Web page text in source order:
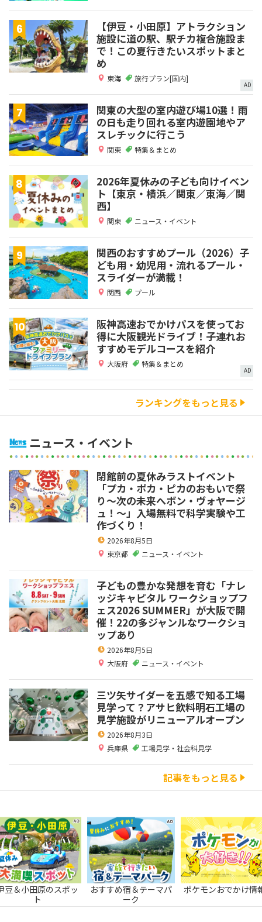
【伊豆・小田原】アトラクション
施設に道の駅、駅チカ複合施設ま
で！この夏行きたいスポットまと
め
東海 旅行プラン[国内]
AD
関東の大型の室内遊び場10選！雨
の日も走り回れる室内遊園地やア
スレチックに行こう
関東 特集＆まとめ
2026年夏休みの子ども向けイベン
ト【東京・横浜／関東／東海／関
西】
関東 ニュース・イベント
関西のおすすめプール（2026）子
ども用・幼児用・流れるプール・
スライダーが満載！
関西 プール
阪神高速おでかけパスを使ってお
得に大阪観光ドライブ！子連れお
すすめモデルコースを紹介
大阪府 特集＆まとめ
AD
ランキングをもっと見る
ニュース・イベント
閉館前の夏休みラストイベント
「プカ・ポカ・ピカのおもいで祭
り～次の未来へボン・ヴォヤージ
ュ！～」入場無料で科学実験や工
作づくり！
2026年8月5日
東京都
ニュース・イベント
子どもの豊かな発想を育む「ナレ
ッジキャピタル ワークショップフ
ェス2026 SUMMER」が大阪で開
催！22の多ジャンルなワークショ
ップあり
2026年8月5日
大阪府
ニュース・イベント
三ツ矢サイダーを五感で知る工場
見学って？アサヒ飲料明石工場の
見学施設がリニューアルオープン
2026年8月3日
兵庫県
工場見学・社会科見学
記事をもっと見る
豆＆小田原のスポッ
ト
おすすめ宿＆テーマパ
ーク
ポケモンおでかけ情